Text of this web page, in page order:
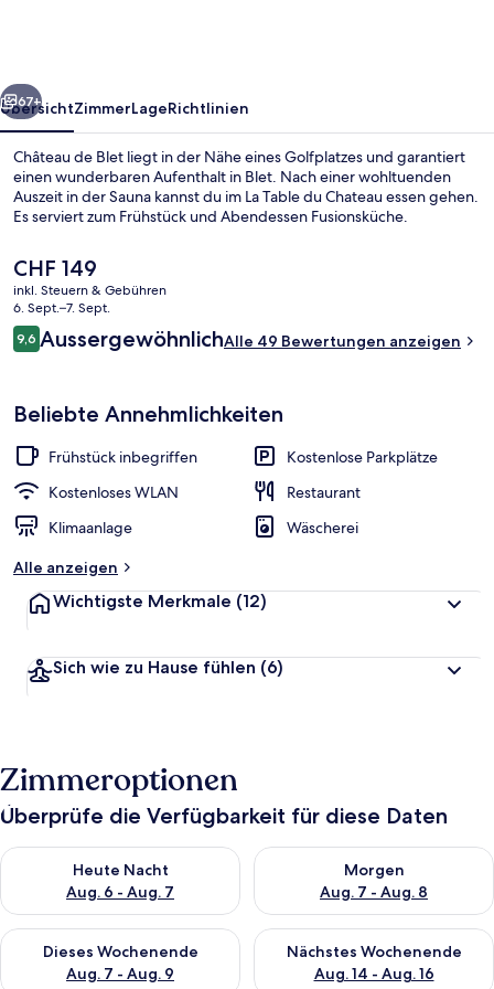
Garten
Weiter
67+
ÜbersichtZimmerLageRichtlinien
Château de Blet liegt in der Nähe eines Golfplatzes und garantiert
einen wunderbaren Aufenthalt in Blet. Nach einer wohltuenden
Auszeit in der Sauna kannst du im La Table du Chateau essen gehen.
Es serviert zum Frühstück und Abendessen Fusionsküche.
Der
aktuelle
Preis
beträgt
CHF 149.
CHF 149
inkl. Steuern & Gebühren
6. Sept.–7. Sept.
Bewertungen
9,69,6 von 10.
AussergewöhnlichAlle 49 Bewertungen anzeigen
Beliebte Annehmlichkeiten
Frühstück inbegriffen
Kostenlose Parkplätze
Kostenloses WLAN
Restaurant
Klimaanlage
Wäscherei
Alle anzeigen
Wichtigste Merkmale (12)
Sich wie zu Hause fühlen (6)
Zimmeroptionen
Überprüfe die Verfügbarkeit für diese Daten
Heute Nacht
Aug. 6 - Aug. 7
Überprüfe die Verfügbarkeit für heute Nacht, Aug. 6 - Aug. 7.
Morgen
Aug. 7 - Aug. 8
Überprüfe die Verfügbarkeit
Dieses Wochenende
Aug. 7 - Aug. 9
Überprüfe die Verfügbarkeit für dieses Wochenende, Aug. 7
Nächstes Wochenende
Aug. 14 - Aug. 16
Überprüfe die Verfügbarkeit